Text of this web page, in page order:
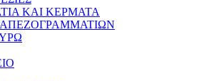
ΚΑΙ ΚΕΡΜΑΤΑ